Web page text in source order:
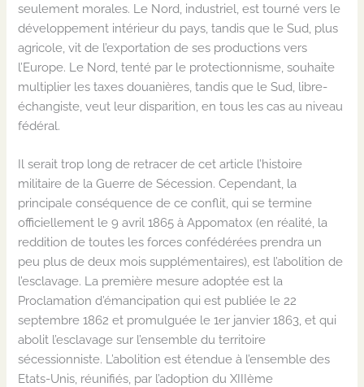
seulement morales. Le Nord, industriel, est tourné vers le
développement intérieur du pays, tandis que le Sud, plus
agricole, vit de l’exportation de ses productions vers
l’Europe. Le Nord, tenté par le protectionnisme, souhaite
multiplier les taxes douanières, tandis que le Sud, libre-
échangiste, veut leur disparition, en tous les cas au niveau
fédéral.
Il serait trop long de retracer de cet article l’histoire
militaire de la Guerre de Sécession. Cependant, la
principale conséquence de ce conflit, qui se termine
officiellement le 9 avril 1865 à Appomatox (en réalité, la
reddition de toutes les forces confédérées prendra un
peu plus de deux mois supplémentaires), est l’abolition de
l’esclavage. La première mesure adoptée est la
Proclamation d’émancipation qui est publiée le 22
septembre 1862 et promulguée le 1er janvier 1863, et qui
abolit l’esclavage sur l’ensemble du territoire
sécessionniste. L’abolition est étendue à l’ensemble des
Etats-Unis, réunifiés, par l’adoption du XIIIème